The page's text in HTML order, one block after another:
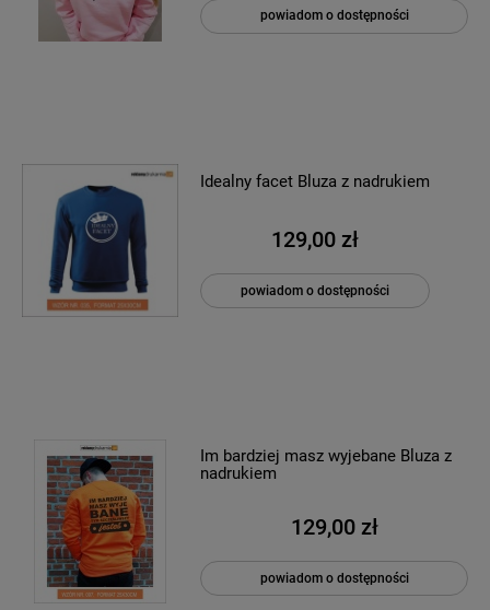
powiadom o dostępności
Idealny facet Bluza z nadrukiem
129,00 zł
powiadom o dostępności
Im bardziej masz wyjebane Bluza z
nadrukiem
129,00 zł
powiadom o dostępności